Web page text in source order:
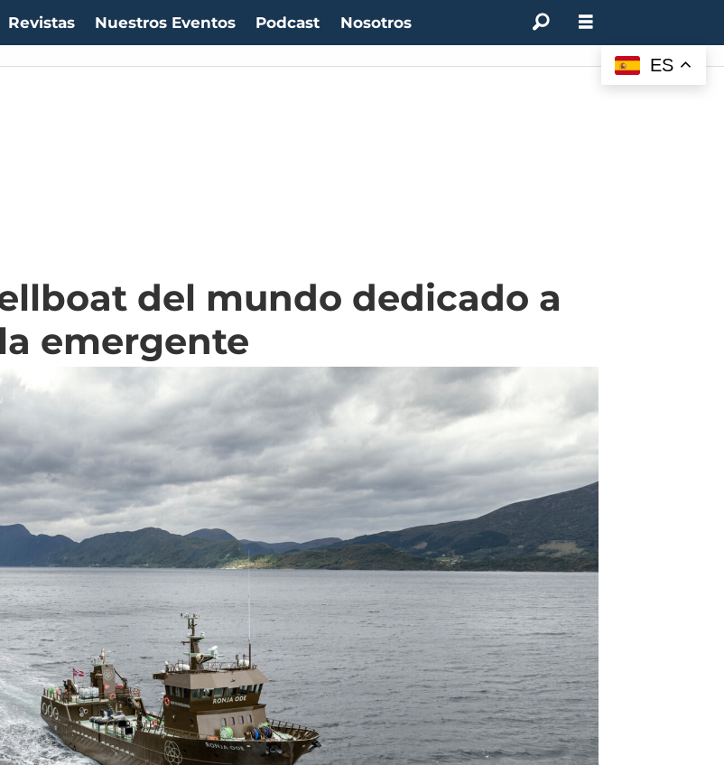
Revistas Nuestros Eventos Podcast Nosotros
del mundo dedicado a
emergente
ES